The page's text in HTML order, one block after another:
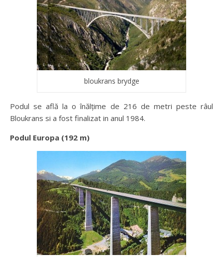
bloukrans brydge
Podul se află la o înălţime de 216 de metri peste râul
Bloukrans si a fost finalizat in anul 1984.
Podul Europa (192 m)